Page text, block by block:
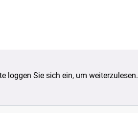
loggen Sie sich ein, um weiterzulesen.